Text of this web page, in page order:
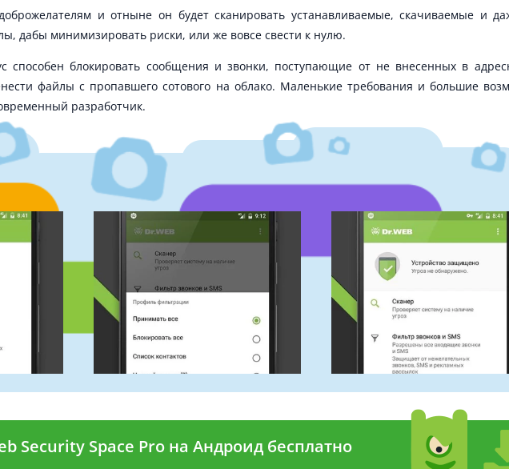
и отныне он будет сканировать устанавливаемые, скачиваемые и
дабы минимизировать риски, или же вовсе свести к нулю.
способен блокировать сообщения и звонки, поступающие от не внесенных в
файлы с пропавшего сотового на облако. Маленькие требования и большие
разработчик.
Security Space Pro на Андроид бесплатно